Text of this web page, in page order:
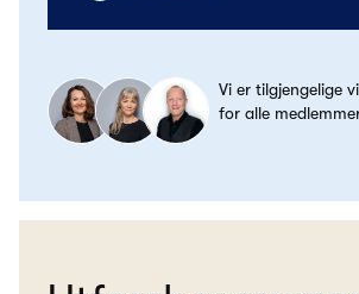
Vi er tilgjengelige
for alle